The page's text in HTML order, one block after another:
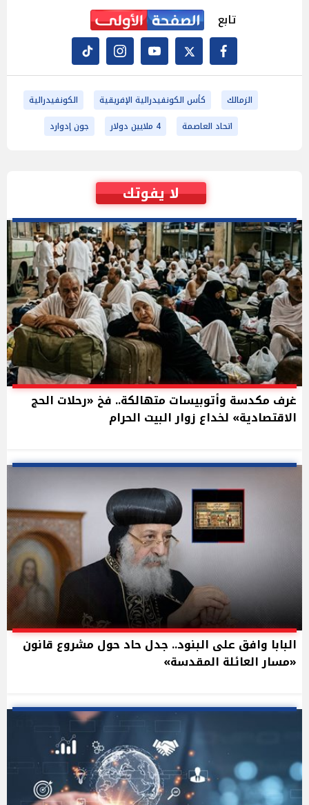
تابع
الزمالك كأس الكونفيدرالية الإفريقية
الكونفيدرالية
اتحاد العاصمة
4 ملايين دولار جون إدوارد
لا يفوتك
غرف مكدسة وأتوبيسات متهالكة.. فخ «رحلات الحج
الاقتصادية» لخداع زوار البيت الحرام
البابا وافق على البنود.. جدل حاد حول مشروع قانون
«مسار العائلة المقدسة»